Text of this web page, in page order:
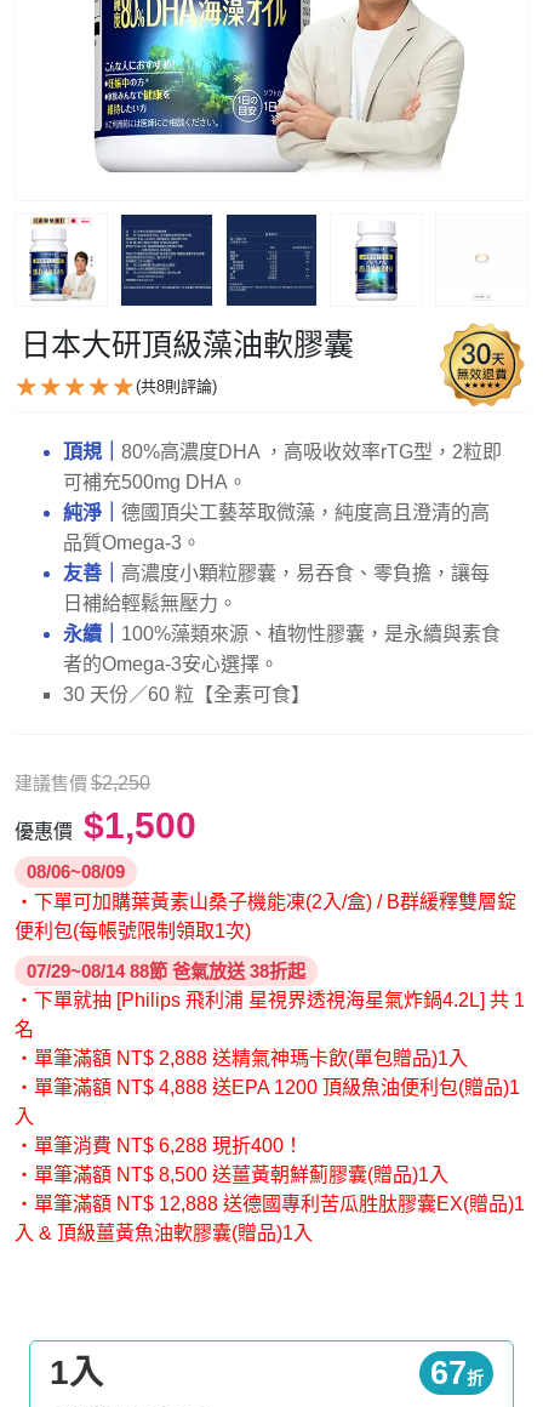
日本大研頂級藻油軟膠囊
(共8則評論)
頂規｜ 80%高濃度DHA ，高吸收效率rTG型，2粒即
可補充500mg DHA。
純淨｜ 德國頂尖工藝萃取微藻，純度高且澄清的高
品質Omega-3。
友善｜ 高濃度小顆粒膠囊，易吞食、零負擔，讓每
日補給輕鬆無壓力。
永續｜ 100%藻類來源、植物性膠囊，是永續與素食
者的Omega-3安心選擇。
30 天份／60 粒【全素可食】
建議售價 $2,250
優惠價 $1,500
08/06~08/09
・下單可加購葉黃素山桑子機能凍(2入/盒) / B群緩釋雙層錠
便利包(每帳號限制領取1次)
07/29~08/14 88節 爸氣放送 38折起
・下單就抽 [Philips 飛利浦 星視界透視海星氣炸鍋4.2L] 共 1
名
・單筆滿額 NT$ 2,888 送精氣神瑪卡飲(單包贈品)1入
・單筆滿額 NT$ 4,888 送EPA 1200 頂級魚油便利包(贈品)1
入
・單筆消費 NT$ 6,288 現折400！
・單筆滿額 NT$ 8,500 送薑黃朝鮮薊膠囊(贈品)1入
・單筆滿額 NT$ 12,888 送德國專利苦瓜胜肽膠囊EX(贈品)1
入 & 頂級薑黃魚油軟膠囊(贈品)1入
1入 67折